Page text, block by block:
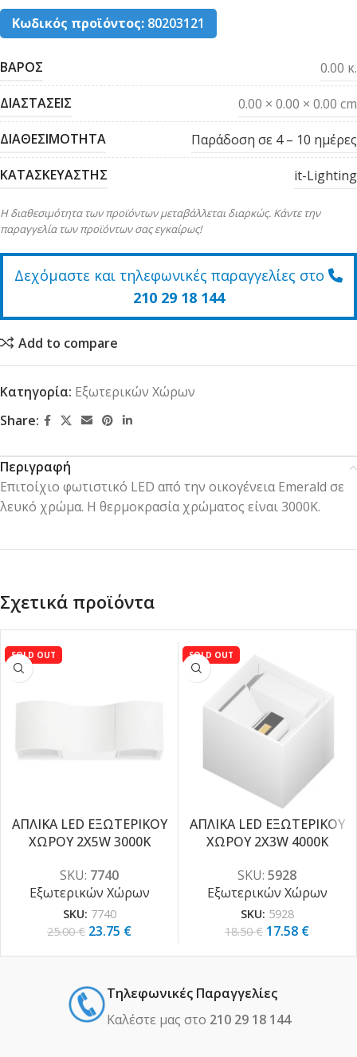
Κωδικός προϊόντος: 80203121
ΒΑΡΟΣ 0.00 κ.
ΔΙΑΣΤΑΣΕΙΣ 0.00 × 0.00 × 0.00 cm
ΔΙΑΘΕΣΙΜΟΤΗΤΑ Παράδοση σε 4 – 10 ημέρες
ΚΑΤΑΣΚΕΥΑΣΤΗΣ it-Lighting
Η διαθεσιμότητα των προϊόντων μεταβάλλεται διαρκώς. Κάντε την
παραγγελία των προϊόντων σας εγκαίρως!
Δεχόμαστε και τηλεφωνικές παραγγελίες στο
210 29 18 144
Add to compare
Κατηγορία: Εξωτερικών Χώρων
Share:
Περιγραφή
Επιτοίχιο φωτιστικό LED από την οικογένεια Emerald σε
λευκό χρώμα. Η θερμοκρασία χρώματος είναι 3000K.
Σχετικά προϊόντα
SOLD OUT
ΑΠΛΙΚΑ LED ΕΞΩΤΕΡΙΚΟΥ
ΧΩΡΟΥ 2X5W 3000K
SKU: 7740
Εξωτερικών Χώρων
SKU: 7740
25.00€ 23.75 €
SOLD OUT
ΑΠΛΙΚΑ LED ΕΞΩΤΕΡΙΚΟΥ
ΧΩΡΟΥ 2X3W 4000K
SKU: 5928
Εξωτερικών Χώρων
SKU: 5928
18.50€ 17.58 €
Τηλεφωνικές Παραγγελίες
Καλέστε μας στο 210 29 18 144